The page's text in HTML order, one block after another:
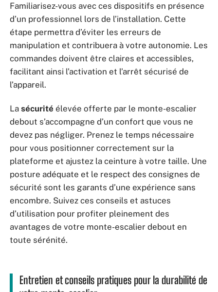
Familiarisez-vous avec ces dispositifs en présence
d’un professionnel lors de l’installation. Cette
étape permettra d’éviter les erreurs de
manipulation et contribuera à votre autonomie. Les
commandes doivent être claires et accessibles,
facilitant ainsi l’activation et l’arrêt sécurisé de
l’appareil.
La sécurité élevée offerte par le monte-escalier
debout s’accompagne d’un confort que vous ne
devez pas négliger. Prenez le temps nécessaire
pour vous positionner correctement sur la
plateforme et ajustez la ceinture à votre taille. Une
posture adéquate et le respect des consignes de
sécurité sont les garants d’une expérience sans
encombre. Suivez ces conseils et astuces
d’utilisation pour profiter pleinement des
avantages de votre monte-escalier debout en
toute sérénité.
Entretien et conseils pratiques pour la durabilité de